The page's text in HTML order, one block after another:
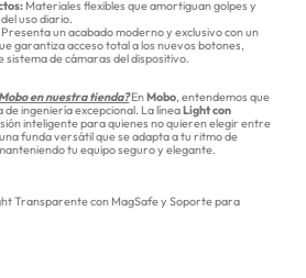
Materiales flexibles que amortiguan golpes y
uso diario.
Presenta un acabado moderno y exclusivo con un
garantiza acceso total a los nuevos botones,
de cámaras del dispositivo.
en nuestra tienda?EnMobo, entendemos que
de ingeniería excepcional. La líneaLight con
inteligente para quienes no quieren elegir entre
funda versátil que se adapta a tu ritmo de
tu equipo seguro y elegante.
Transparente con MagSafe y Soporte para